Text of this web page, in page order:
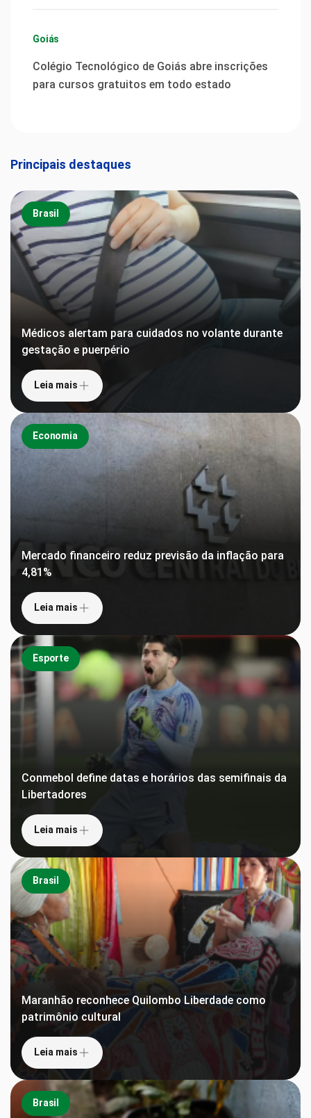
Goiás
Colégio Tecnológico de Goiás abre inscrições
para cursos gratuitos em todo estado
Principais destaques
Brasil
Médicos alertam para cuidados no volante durante
gestação e puerpério
Leia mais
Economia
Mercado financeiro reduz previsão da inflação para
4,81%
Leia mais
Esporte
Conmebol define datas e horários das semifinais da
Libertadores
Leia mais
Brasil
Maranhão reconhece Quilombo Liberdade como
patrimônio cultural
Leia mais
Brasil